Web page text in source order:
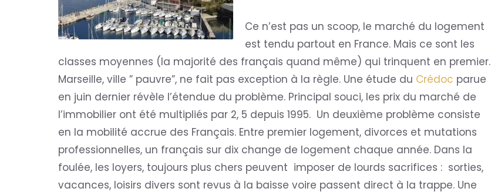
Ce n’est pas un scoop, le marché du logement
est tendu partout en France. Mais ce sont les
classes moyennes (la majorité des français quand même) qui trinquent en premier.
Marseille, ville ” pauvre”, ne fait pas exception à la règle. Une étude du Crédoc parue
en juin dernier révèle l’étendue du problème. Principal souci, les prix du marché de
l’immobilier ont été multipliés par 2, 5 depuis 1995. Un deuxième problème consiste
en la mobilité accrue des Français. Entre premier logement, divorces et mutations
professionnelles, un français sur dix change de logement chaque année. Dans la
foulée, les loyers, toujours plus chers peuvent imposer de lourds sacrifices : sorties,
vacances, loisirs divers sont revus à la baisse voire passent direct à la trappe. Une